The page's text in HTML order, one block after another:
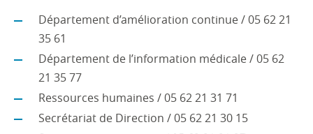
Département d’amélioration continue / 05 62 21
35 61
Département de l’information médicale / 05 62
21 35 77
Ressources humaines / 05 62 21 31 71
Secrétariat de Direction / 05 62 21 30 15